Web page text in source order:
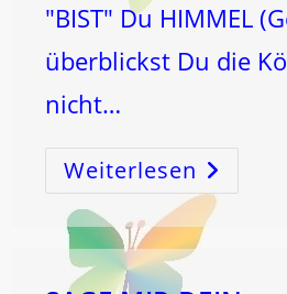
"BIST" Du HIMMEL
überblickst Du die
nicht…
Weiterlesen Wenn
Der
KÖRPER
Nicht
So
Will
„Du“